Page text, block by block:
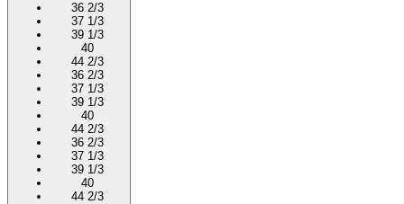
36 2/3
37 1/3
39 1/3
40
44 2/3
36 2/3
37 1/3
39 1/3
40
44 2/3
36 2/3
37 1/3
39 1/3
40
44 2/3